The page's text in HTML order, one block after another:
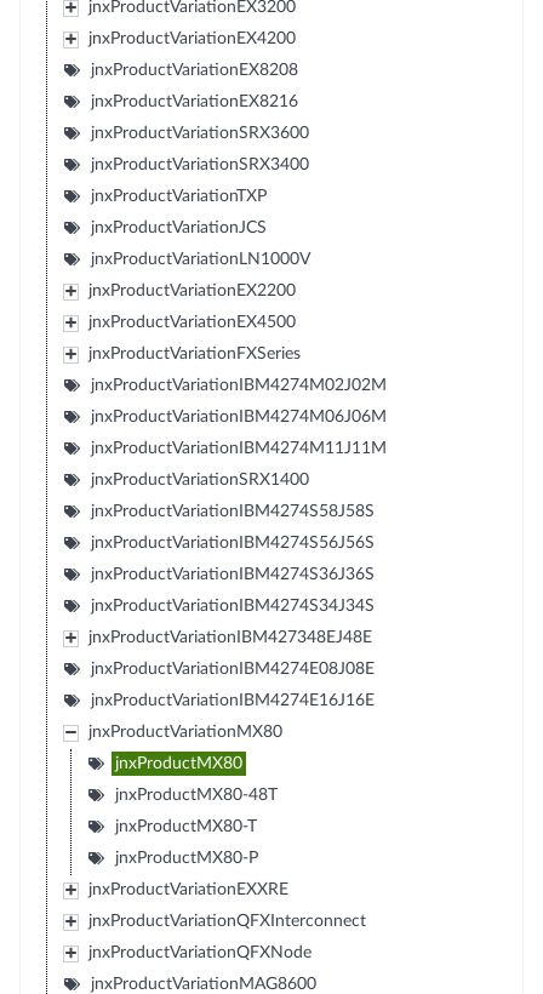
jnxProductVariationEX3200
jnxProductVariationEX4200
jnxProductVariationEX8208
jnxProductVariationEX8216
jnxProductVariationSRX3600
jnxProductVariationSRX3400
jnxProductVariationTXP
jnxProductVariationJCS
jnxProductVariationLN1000V
jnxProductVariationEX2200
jnxProductVariationEX4500
jnxProductVariationFXSeries
jnxProductVariationIBM4274M02J02M
jnxProductVariationIBM4274M06J06M
jnxProductVariationIBM4274M11J11M
jnxProductVariationSRX1400
jnxProductVariationIBM4274S58J58S
jnxProductVariationIBM4274S56J56S
jnxProductVariationIBM4274S36J36S
jnxProductVariationIBM4274S34J34S
jnxProductVariationIBM427348EJ48E
jnxProductVariationIBM4274E08J08E
jnxProductVariationIBM4274E16J16E
jnxProductVariationMX80
jnxProductMX80
jnxProductMX80-48T
jnxProductMX80-T
jnxProductMX80-P
jnxProductVariationEXXRE
jnxProductVariationQFXInterconnect
jnxProductVariationQFXNode
jnxProductVariationMAG8600